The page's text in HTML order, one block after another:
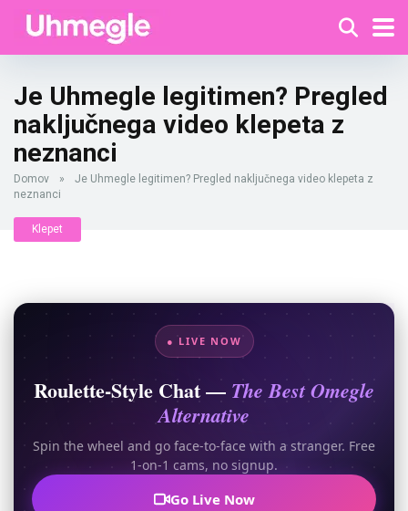
Je Uhmegle legitimen? Pregled
naključnega video klepeta z
neznanci
Domov »
Je Uhmegle legitimen? Pregled naključnega video klepeta z
neznanci
Klepet
● LIVE NOW
Roulette-Style Chat — The Best Omegle
Alternative
Spin the wheel and go face-to-face with a stranger. Free
1-on-1 cams, no signup.
Go Live Now